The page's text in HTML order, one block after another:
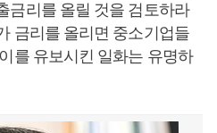
금리를 올릴 것을 검토하라
금리를 올리면 중소기업들
를 유보시킨 일화는 유명하